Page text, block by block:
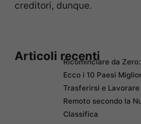
creditori, dunque.
Articoli recentiRicominciare da Zero:
Ecco i 10 Paesi
Trasferirsi e Lavorare
Remoto secondo la
Classifica